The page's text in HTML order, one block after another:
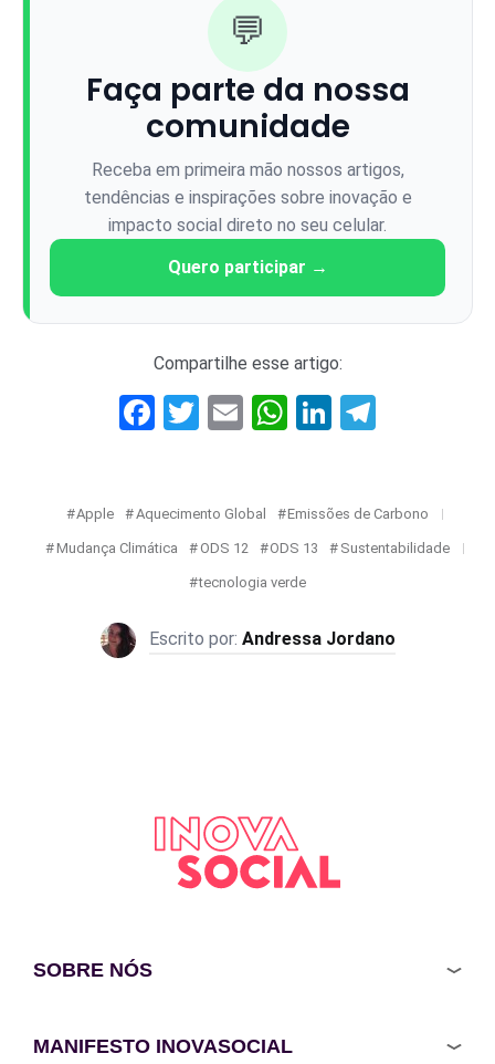
💬
Faça parte da nossa
comunidade
Receba em primeira mão nossos artigos,
tendências e inspirações sobre inovação e
impacto social direto no seu celular.
Quero participar →
Compartilhe esse artigo:
Facebook
Twitter
EmailWhatsApp
LinkedIn
Apple Aquecimento Global Emissões de Carbono
Mudança Climática ODS 12 ODS 13 Sustentabilidade
tecnologia verde
Andressa Jordano
SOBRE NÓS
MANIFESTO INOVASOCIAL